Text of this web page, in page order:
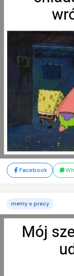
Facebook
memy o pracy